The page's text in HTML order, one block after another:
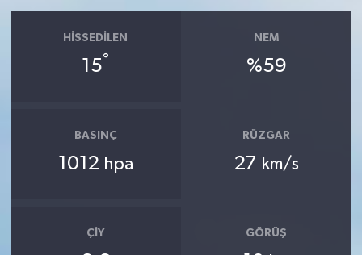
HISSEDILEN
15°
NEM
%59
BASINÇ
1012 hpa
RÜZGAR
27 km/s
ÇIY GÖRÜŞ